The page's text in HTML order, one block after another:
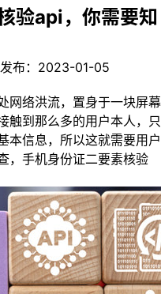
验api，你需要知
发布： 2023-01-05
络洪流，置身于一块屏幕
触到那么多的用户本人，只
本信息，所以这就需要用户
，手机身份证二要素核验